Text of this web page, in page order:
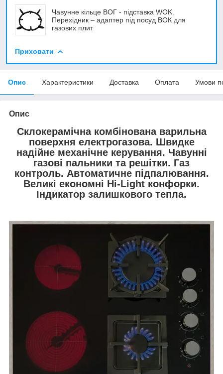
Чавунне кільце ВОГ - підставка WOK.
Перехідник – адаптер під посуд ВОК для
газових плит
Приховати
Опис Характеристики Доставка Оплата Умови
Опис
Склокерамічна комбінована варильна
поверхня електрогазова. Швидке
надійне механічне керування. Чавунні
газові пальники та решітки. Газ
контроль. Автоматичне підпалювання.
Великі економні Hi-Light конфорки.
Індикатор залишкового тепла.